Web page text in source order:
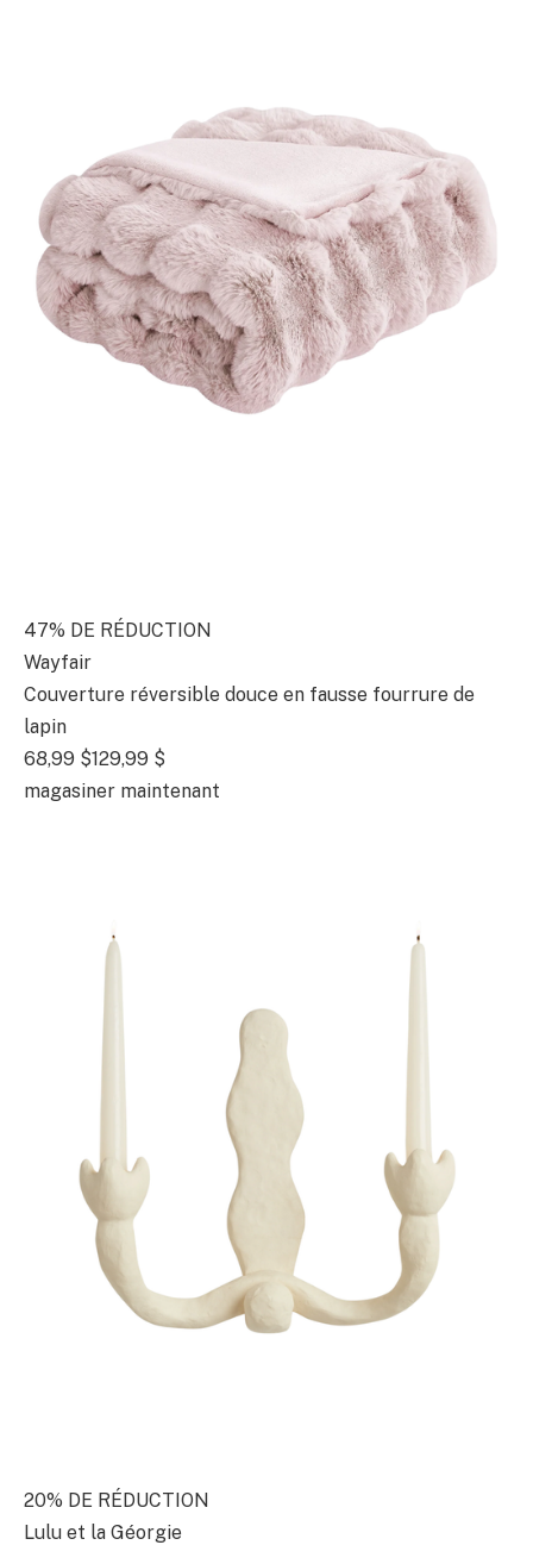
47% DE RÉDUCTION
Wayfair
Couverture réversible douce en fausse fourrure de
lapin
68,99 $129,99 $
magasiner maintenant
20% DE RÉDUCTION
Lulu et la Géorgie